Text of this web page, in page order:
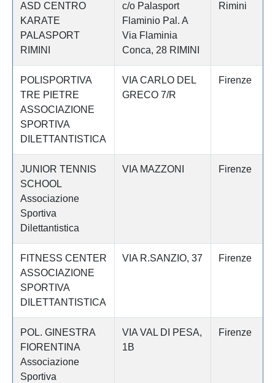
ASD CENTRO
KARATE
PALASPORT
RIMINI
c/o Palasport
Flaminio Pal. A
Via Flaminia
Conca, 28 RIMINI
Rimini
POLISPORTIVA
TRE PIETRE
ASSOCIAZIONE
SPORTIVA
DILETTANTISTICA
VIA CARLO DEL
GRECO 7/R
Firenze
JUNIOR TENNIS
SCHOOL
Associazione
Sportiva
Dilettantistica
VIA MAZZONI Firenze
FITNESS CENTER
ASSOCIAZIONE
SPORTIVA
DILETTANTISTICA
VIA R.SANZIO, 37 Firenze
POL. GINESTRA
FIORENTINA
Associazione
Sportiva
VIA VAL DI PESA,
1B
Firenze